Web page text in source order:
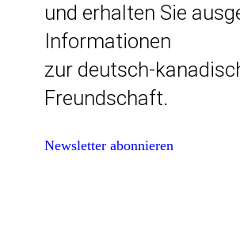
und erhalten Sie
Informationen
zur deutsch-
Freundschaft.
Newsletter abonnieren